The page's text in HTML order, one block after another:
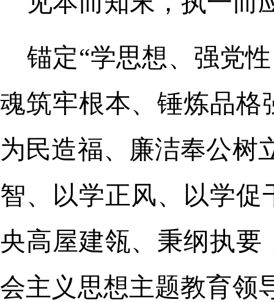
锚定“学思想、强党
魂筑牢根本、锤炼品格
为民造福、廉洁奉公树
智、以学正风、以学
央高屋建瓴、秉纲执
会主义思想主题教育领